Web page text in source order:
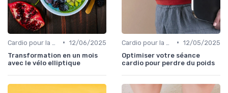
• 12/06/2025
Transformation en un mois
avec le vélo elliptique
• 12/05/2025
Optimiser votre séance
cardio pour perdre du poids